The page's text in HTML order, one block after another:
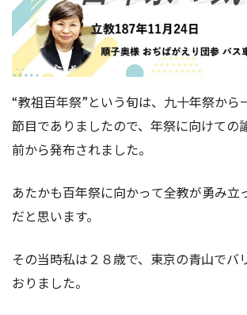
“教祖百年祭”という旬は、九十年祭から
節目でありましたので、年祭に向けての
前から発布されました。
あたかも百年祭に向かって全教が勇み立
だと思います。
その当時私は２８歳で、東京の青山でバ
おりました。